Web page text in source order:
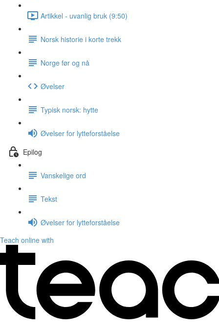
Artikkel - uvanlig bruk (9:50)
Norsk historie i korte trekk
Norge før og nå
Øvelser
Typisk norsk: hytte
Øvelser for lytteforståelse
Epilog
Vanskelige ord
Tekst
Øvelser for lytteforståelse
Teach online with